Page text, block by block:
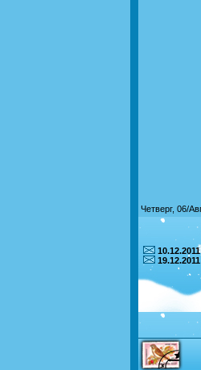
Четверг, 06/
10.12.2011
19.12.2011